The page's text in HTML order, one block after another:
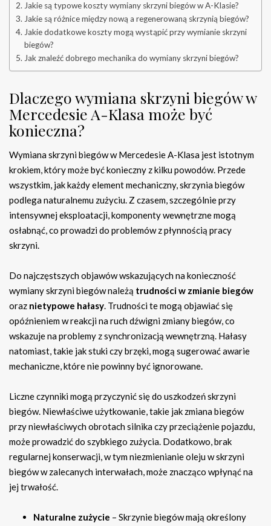
Jakie są typowe koszty wymiany skrzyni biegów w A-Klasie?
Jakie są różnice między nową a regenerowaną skrzynią biegów?
Jakie dodatkowe koszty mogą wystąpić przy wymianie skrzyni
biegów?
Jak znaleźć dobrego mechanika do wymiany skrzyni biegów?
Dlaczego wymiana skrzyni biegów w
Mercedesie A-Klasa może być
konieczna?
Wymiana skrzyni biegów w Mercedesie A-Klasa jest istotnym
krokiem, który może być konieczny z kilku powodów. Przede
wszystkim, jak każdy element mechaniczny, skrzynia biegów
podlega naturalnemu zużyciu. Z czasem, szczególnie przy
intensywnej eksploatacji, komponenty wewnętrzne mogą
osłabnąć, co prowadzi do problemów z płynnością pracy
skrzyni.
Do najczęstszych objawów wskazujących na konieczność
wymiany skrzyni biegów należą trudności w zmianie biegów
oraz nietypowe hałasy. Trudności te mogą objawiać się
opóźnieniem w reakcji na ruch dźwigni zmiany biegów, co
wskazuje na problemy z synchronizacją wewnętrzną. Hałasy
natomiast, takie jak stuki czy brzęki, mogą sugerować awarie
mechaniczne, które nie powinny być ignorowane.
Liczne czynniki mogą przyczynić się do uszkodzeń skrzyni
biegów. Niewłaściwe użytkowanie, takie jak zmiana biegów
przy niewłaściwych obrotach silnika czy przeciążenie pojazdu,
może prowadzić do szybkiego zużycia. Dodatkowo, brak
regularnej konserwacji, w tym niezmienianie oleju w skrzyni
biegów w zalecanych interwałach, może znacząco wpłynąć na
jej trwałość.
Naturalne zużycie – Skrzynie biegów mają określony